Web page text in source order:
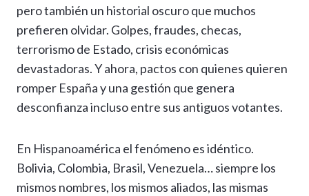
pero también un historial oscuro que muchos
prefieren olvidar. Golpes, fraudes, checas,
terrorismo de Estado, crisis económicas
devastadoras. Y ahora, pactos con quienes quieren
romper España y una gestión que genera
desconfianza incluso entre sus antiguos votantes.
En Hispanoamérica el fenómeno es idéntico.
Bolivia, Colombia, Brasil, Venezuela… siempre los
mismos nombres, los mismos aliados, las mismas